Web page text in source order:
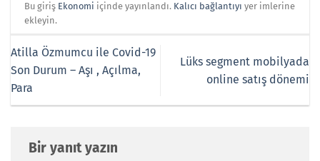
Bu giriş Ekonomi içinde yayınlandı. Kalıcı bağlantıyı yer imlerine
ekleyin.
Atilla Özmumcu ile Covid-19
Son Durum – Aşı , Açılma,
Para
Lüks segment mobilyada
online satış dönemi
Bir yanıt yazın